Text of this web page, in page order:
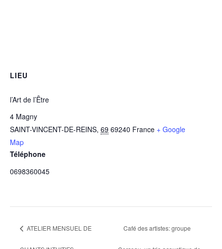
LIEU
l’Art de l’Être
4 Magny
SAINT-VINCENT-DE-REINS, 69 69240 France + Google
Map
Téléphone
0698360045
ATELIER MENSUEL DE Café des artistes: groupe